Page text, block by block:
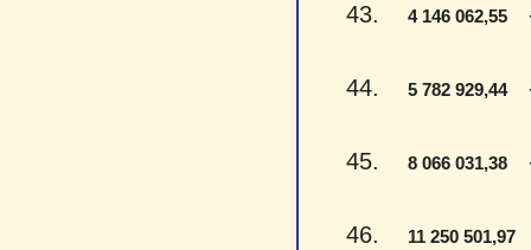
43. 4 146 062,55
44. 5 782 929,44-
45. 8 066 031,38
46. 11 250 501,97